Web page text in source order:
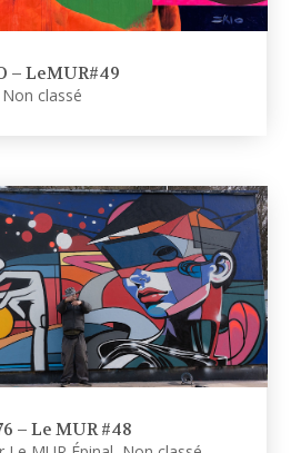
– LeMUR#49
Non classé
– Le MUR #48